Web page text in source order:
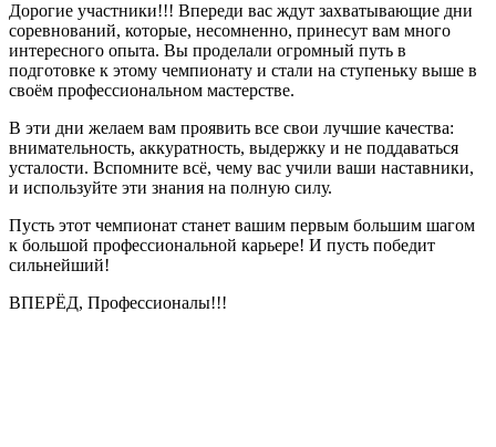
Дорогие участники!!! Впереди вас ждут захватывающие дни
соревнований, которые, несомненно, принесут вам много
интересного опыта. Вы проделали огромный путь в
подготовке к этому чемпионату и стали на ступеньку выше в
своём профессиональном мастерстве.
В эти дни желаем вам проявить все свои лучшие качества:
внимательность, аккуратность, выдержку и не поддаваться
усталости. Вспомните всё, чему вас учили ваши наставники,
и используйте эти знания на полную силу.
Пусть этот чемпионат станет вашим первым большим шагом
к большой профессиональной карьере! И пусть победит
сильнейший!
ВПЕРЁД, Профессионалы!!!